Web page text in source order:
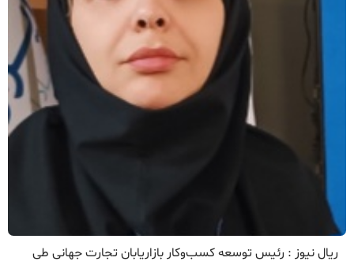
ریال نیوز : رئیس توسعه کسب‌وکار بازاریابان تجارت جهانی طی